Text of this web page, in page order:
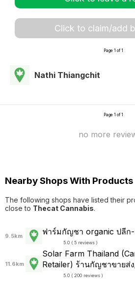
Click to claim/add
Page 1 of 1
Nathi Thiangchit
Page 1 of 1
no more
Nearby Shops With Products
The following shops have listed their
close to Thecat Cannabis.
9.5km ฟาร์มกัญชา organic ปลีก-
5.0 ( 5 reviews )
11.6km
Solar Farm Thailand
Retailer) ร้านกัญชาขายส่
5.0 ( 200 reviews )